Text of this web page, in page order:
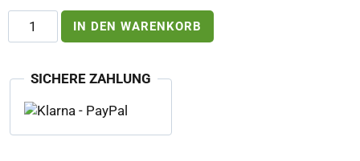
Süße
Anna
mild
Menge
IN DEN WARENKORB
SICHERE ZAHLUNG